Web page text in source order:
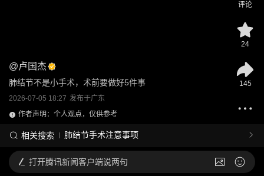
@卢国杰
肺结节不是小手术，术前要做好5件事
2026-07-05 18:27 发布于广东
作者声明：个人观点，仅供参考
相关搜索 肺结节手术注意事项
评论
24
145
打开腾讯新闻客户端说两句